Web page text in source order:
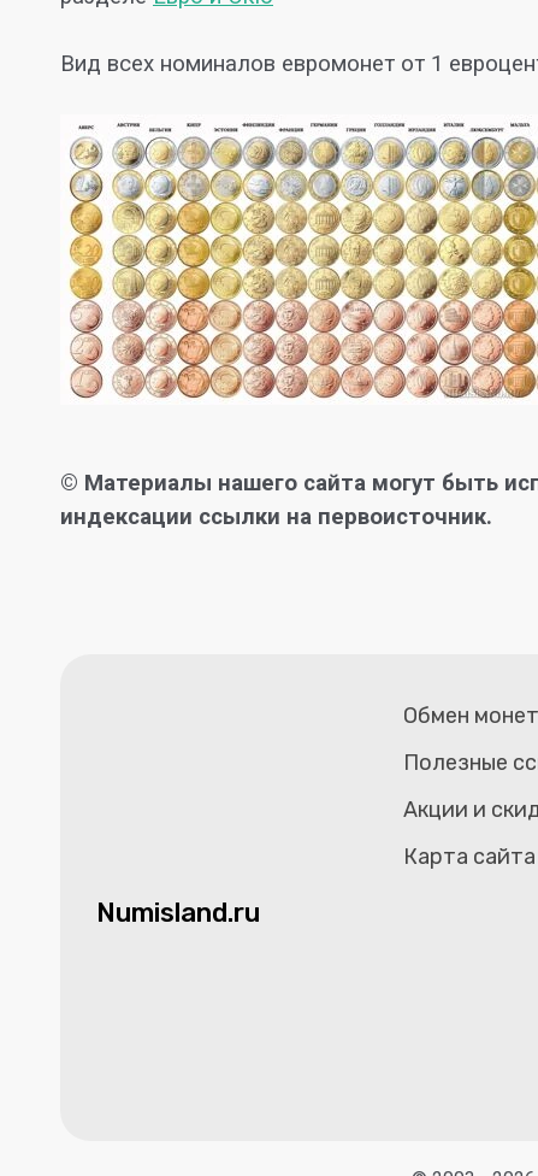
Вид всех номиналов евромонет от 1
© Материалы нашего сайта могут быть
индексации ссылки на первоисточник.
Numisland.ru
Обмен
Полезные
Акции и
Карта сайта